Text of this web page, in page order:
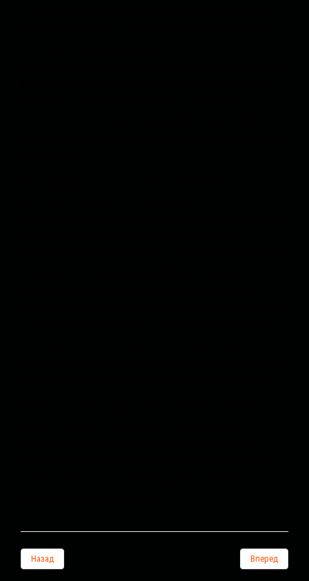
Назад Вперед